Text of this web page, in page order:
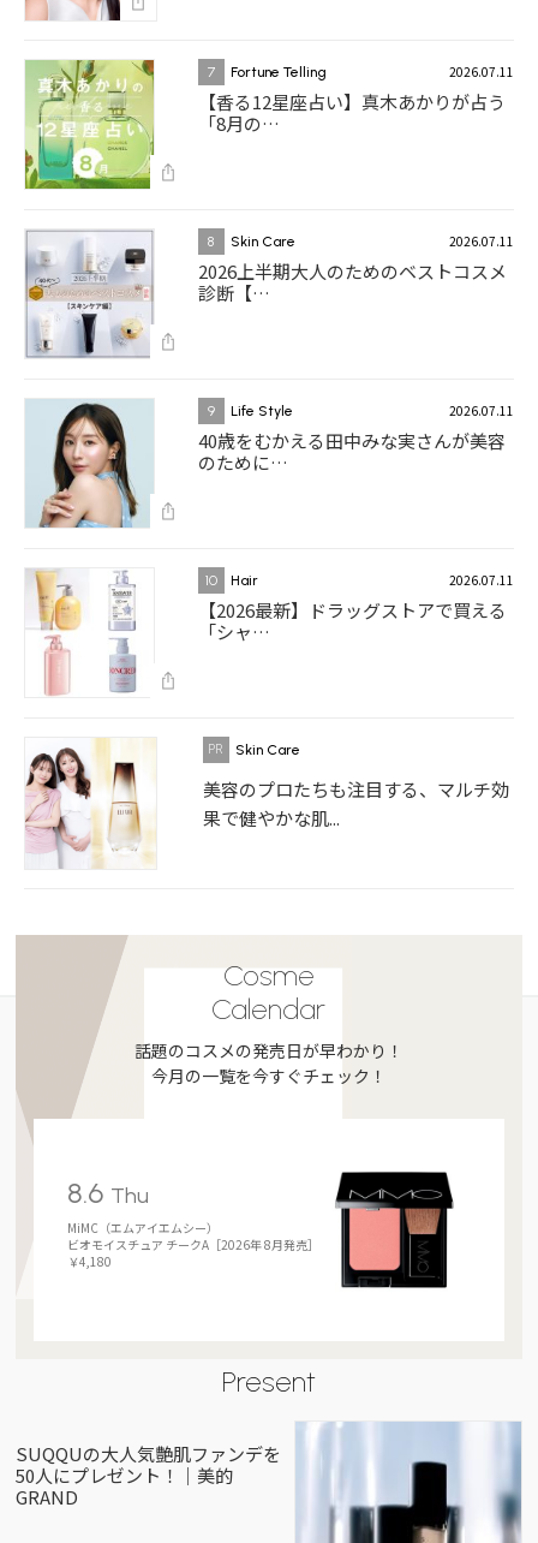
7 Fortune Telling 2026.07.11
【香る12星座占い】真木あかりが占う
「8月の…
8 Skin Care 2026.07.11
2026上半期大人のためのベストコスメ
診断【…
9 Life Style 2026.07.11
40歳をむかえる田中みな実さんが美容
のために…
10 Hair 2026.07.11
【2026最新】ドラッグストアで買える
「シャ…
Skin Care
美容のプロたちも注目する、マルチ効
果で健やかな肌...
Cosme
Calendar
話題のコスメの発売日が早わかり！
今月の一覧を今すぐチェック！
8.6 Thu
MiMC（エムアイエムシー）
ビオモイスチュア チークA［2026年 8月発売］
￥4,180
Present
SUQQUの大人気艶肌ファンデを
50人にプレゼント！｜美的
GRAND